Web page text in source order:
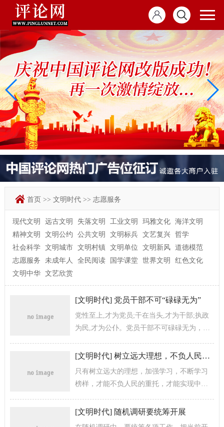
首页 >> 文明时代 >> 志愿服务
现代文明 远古文明 失落文明 工业文明 玛雅文化
海洋文明
精神文明
文明公约 公共文明 文明标兵 文艺复兴
哲学
社会科学
文明城市 文明村镇 文明单位 文明新风
道德模范
志愿服务
未成年人 全民阅读 国学课堂 世界文明
红色文化
文明中华
文艺欣赏
[文明时代] 党员干部不可“碌碌无为”
党性至上,才为党员;干在当头,才为干部;执政
为民,才为公仆。党员干部不可碌碌无为，还
为，懒作为，假作为的表现。 ...
[文明时代] 树立远大理想，不负人民所托
只有树立远大的理想，加强学习，不断学习
榜样，才能不负人民的重托，才能实现中华
目标。
[文明时代] 随机调研要统筹开展